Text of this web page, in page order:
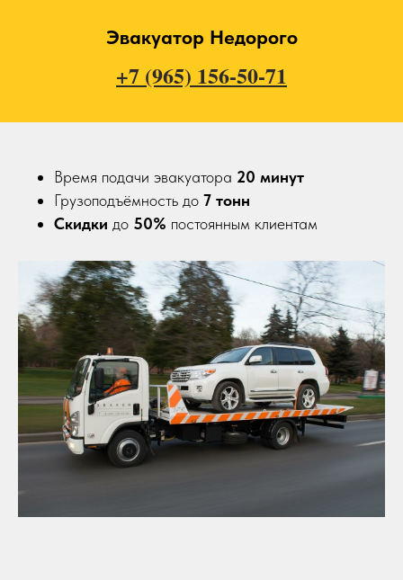
Эвакуатор Недорого
+7 (965) 156-50-71
Время подачи эвакуатора 20 минут
Грузоподъёмность до 7 тонн
Скидки до 50% постоянным клиентам